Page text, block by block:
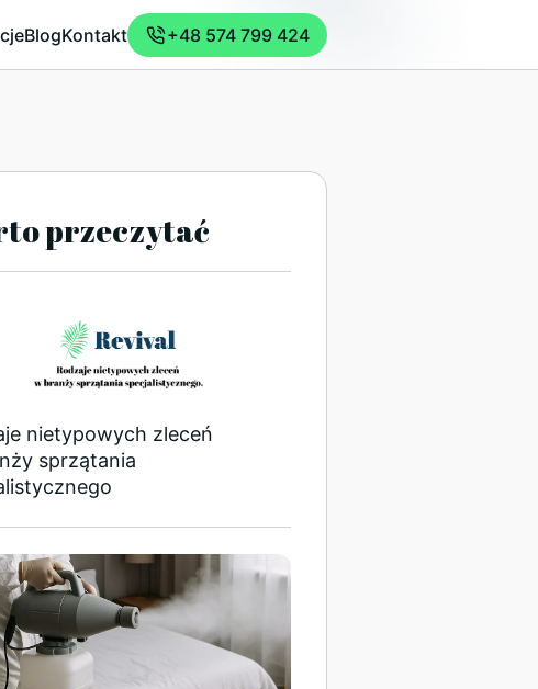
BlogKontakt +48 574 799 424
przeczytać
nietypowych zleceń
sprzątania